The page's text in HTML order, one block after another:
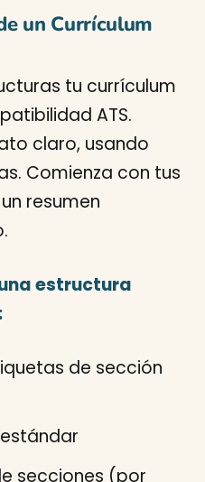
un Currículum
tu currículum
ATS.
claro, usando
Comienza con tus
resumen
estructura
de sección
secciones (por